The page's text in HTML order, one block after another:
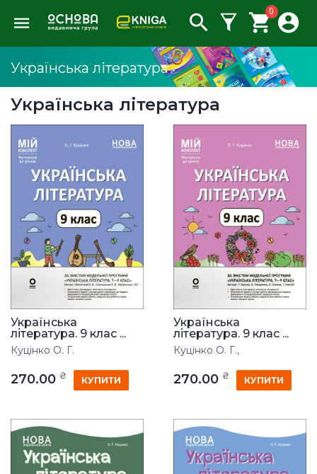
0
Українська література
Українська література
Українська
література. 9 клас ...
Куцінко О. Г.
270.00 ₴ КУПИТИ
Українська
література. 9 клас ...
Куцінко О. Г.,
270.00 ₴ КУПИТИ